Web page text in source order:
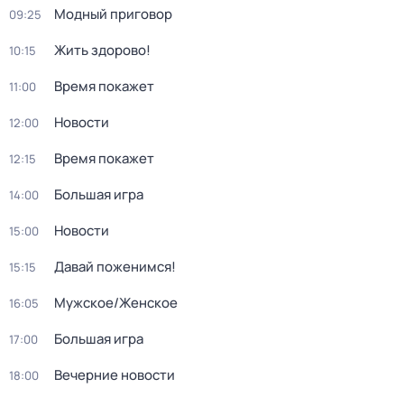
09:25 Модный приговор
10:15 Жить здорово!
11:00 Время покажет
12:00 Новости
12:15 Время покажет
14:00 Большая игра
15:00 Новости
15:15 Давай поженимся!
16:05 Мужское/Женское
17:00 Большая игра
18:00 Вечерние новости